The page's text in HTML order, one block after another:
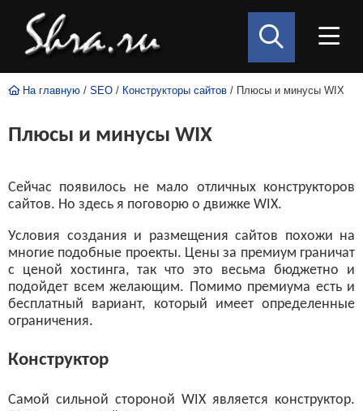
На главную / SEO / Конструкторы сайтов / Плюсы и минусы WIX
Плюсы и минусы WIX
Сейчас появилось не мало отличных конструкторов
сайтов. Но здесь я поговорю о движке WIX.
Условия создания и размещения сайтов похожи на
многие подобные проекты. Цены за премиум граничат
с ценой хостинга, так что это весьма бюджетно и
подойдет всем желающим. Помимо премиума есть и
бесплатный вариант, который имеет определенные
ограничения.
Конструктор
Самой сильной стороной WIX является конструктор.